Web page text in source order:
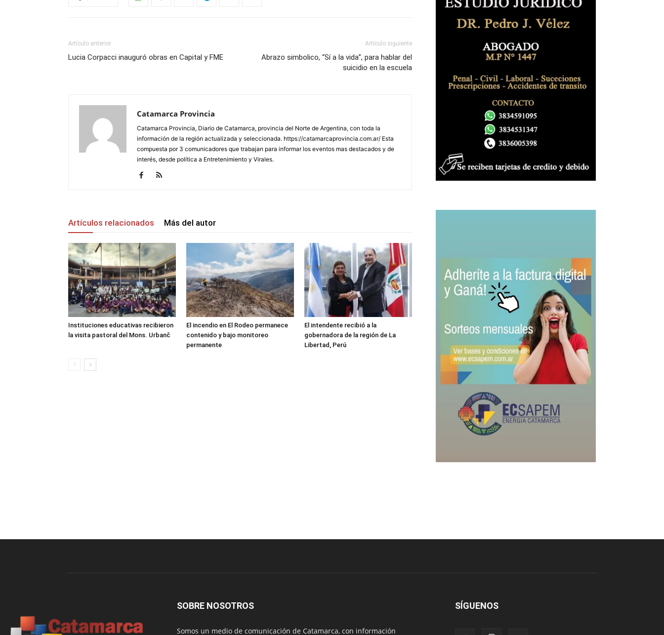
Artículo anterior
Lucia Corpacci inauguró obras en Capital y FME
Artículo siguiente
Abrazo simbolico, “Sí a la vida”, para hablar del
suicidio en la escuela
Catamarca Provincia
Catamarca Provincia, Diario de Catamarca, provincia del Norte de Argentina, con toda la
información de la región actualizada y seleccionada. https://catamarcaprovincia.com.ar/ Esta
compuesta por 3 comunicadores que trabajan para informar los eventos mas destacados y de
interés, desde política a Entretenimiento y Virales.
Artículos relacionados Más del autor
Instituciones educativas recibieron
la visita pastoral del Mons. Urbanč
El incendio en El Rodeo permanece
contenido y bajo monitoreo
permanente
El intendente recibió a la
gobernadora de la región de La
Libertad, Perú
SOBRE NOSOTROS
Somos un medio de comunicación de Catamarca, con información
SÍGUENOS